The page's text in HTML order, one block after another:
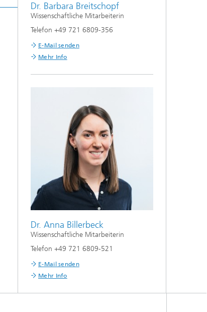
Dr. Barbara Breitschopf
Wissenschaftliche Mitarbeiterin
Telefon +49 721 6809-356
E-Mail senden
Mehr Info
Dr. Anna Billerbeck
Wissenschaftliche Mitarbeiterin
Telefon +49 721 6809-521
E-Mail senden
Mehr Info